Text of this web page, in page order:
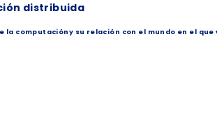
distribuida
computacióny su relación con el mundo en el